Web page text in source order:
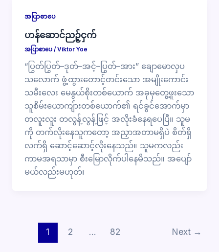
အပြာစာပေ
ဟန်ဆောင်ညဉ့်ငှက်
အပြာစာပေ/ Viktor Yoe
“ပြွတ်ပြွတ်–ဒုတ်–အင့်–ပြွတ်–အား” ချောမောလှပ
သလောက် ဖွံ့ထွားတောင့်တင်းသော အမျိုးကောင်း
သမီးလေး မေနွယ်စိုးတစ်ယောက် အခုမှတွေ့ဖူးသော
သူစိမ်းယောကျ်ားတစ်ယောက်၏ ရင်ခွင်အောက်မှာ
တလူးလူး တလွန့်လွန့်ဖြင့် အလိုးခံနေရပေပြီ။ သူမ
ကို တက်လိုးနေသူကတော့ အညှာအတာမရှိပဲ စိတ်ရှိ
လက်ရှိ ဆောင့်ဆောင့်လိုးနေသည်။ သူမကလည်း
ကာမအရသာမှာ စီးမြောလိုက်ပါနေမိသည်။ အပျော်
မယ်လည်းမဟုတ်၊
1 2 … 82 Next →